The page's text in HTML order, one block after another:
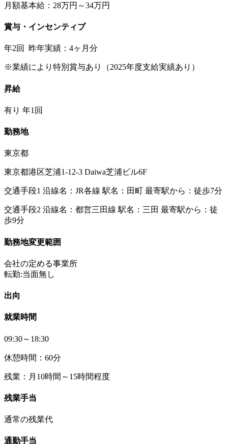
月額基本給：28万円～34万円
賞与・インセンティブ
年2回 昨年実績：4ヶ月分
※業績により特別賞与あり（2025年度支給実績あり）
昇給
有り 年1回
勤務地
東京都
東京都港区芝浦1-12-3 Daiwa芝浦ビル6F
交通手段1 沿線名：JR各線 駅名：田町 最寄駅から：徒歩7分
交通手段2 沿線名：都営三田線 駅名：三田 最寄駅から：徒
歩9分
勤務地変更範囲
会社の定める事業所
転勤:当面無し
出向
就業時間
09:30～18:30
休憩時間：60分
残業：月10時間～15時間程度
残業手当
通常の残業代
通勤手当